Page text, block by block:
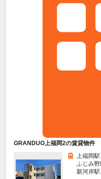
GRANDUO上福岡2の賃貸物件
上福岡駅
ふじみ
新河岸駅